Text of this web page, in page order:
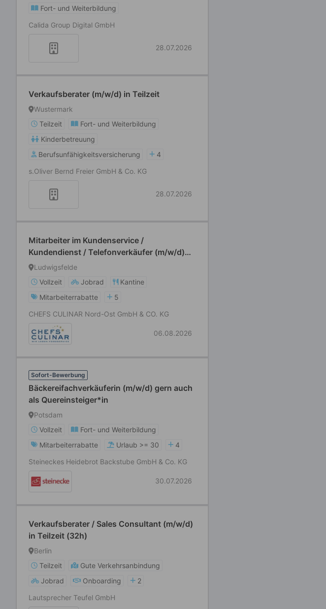
Fort- und Weiterbildung
Calida Group Digital GmbH
28.07.2026
Verkaufsberater (m/w/d) in Teilzeit
Wustermark
Teilzeit
Fort- und Weiterbildung
Kinderbetreuung
Berufsunfähigkeitsversicherung
4
s.Oliver Bernd Freier GmbH & Co. KG
28.07.2026
Mitarbeiter im Kundenservice /
Kundendienst / Telefonverkäufer (m/w/d)
Sales Department
Ludwigsfelde
Vollzeit
Jobrad
Kantine
Mitarbeiterrabatte
5
CHEFS CULINAR Nord-Ost GmbH & CO. KG
06.08.2026
Sofort-Bewerbung
Bäckereifachverkäuferin (m/w/d) gern auch
als Quereinsteiger*in
Potsdam
Vollzeit
Fort- und Weiterbildung
Mitarbeiterrabatte
Urlaub >= 30
4
Steineckes Heidebrot Backstube GmbH & Co. KG
30.07.2026
Verkaufsberater / Sales Consultant (m/w/d)
in Teilzeit (32h)
Berlin
Teilzeit
Gute Verkehrsanbindung
Jobrad
Onboarding
2
Lautsprecher Teufel GmbH